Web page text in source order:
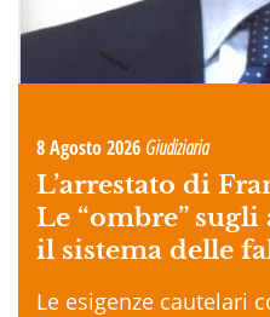
8 Agosto 2026 Giudiziaria
L’arrestato di
Le “ombre”
il sistema delle
Le esigenze cautelari